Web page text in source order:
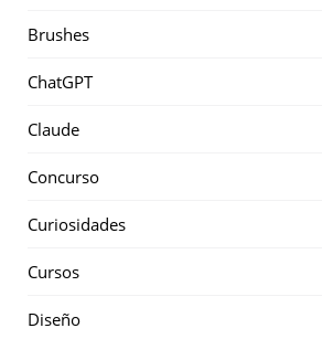
Brushes
ChatGPT
Claude
Concurso
Curiosidades
Cursos
Diseño